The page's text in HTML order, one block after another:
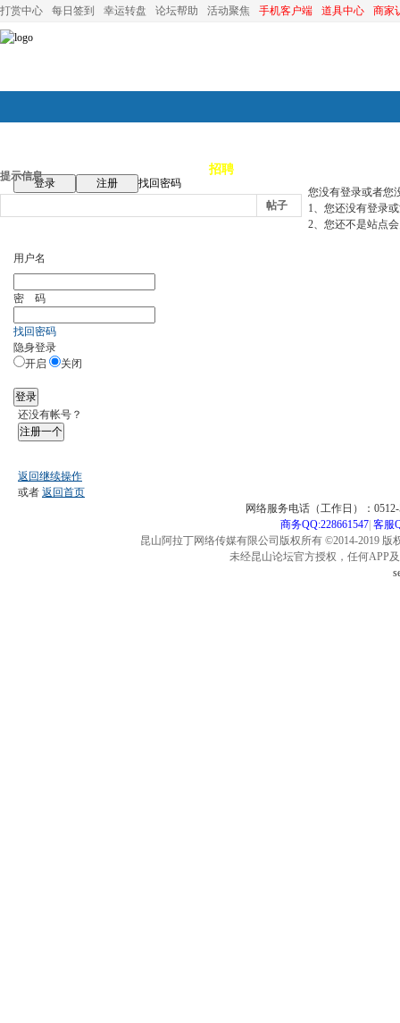
打赏中心 每日签到 幸运转盘 论坛帮助 活动聚焦 手机客户端 道具中心 商家
论坛首页 招聘
登录 注册
找回密码
帖子
提示信息
您没有登录或者您
1、您还没有登录
2、您还不是站点
用户名
密 码
找回密码
隐身登录
开启
关闭
登录
还没有帐号？
注册一个
返回继续操作
或者 返回首页
网络服务电话（工作日）：
商务QQ:228661547| 客服
昆山阿拉丁网络传媒有限公司版权所有 ©2014-2019
未经昆山论坛官方授权，任何APP